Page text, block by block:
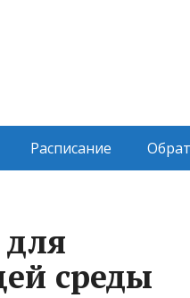
Расписание
среды